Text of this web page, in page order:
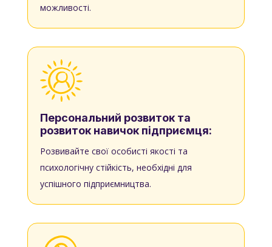
можливості.
Персональний розвиток та
розвиток навичок підприємця:
Розвивайте свої особисті якості та
психологічну стійкість, необхідні для
успішного підприємництва.